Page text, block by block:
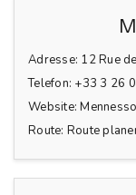
Adresse: 12 Rue
Telefon: +33 3 26
Website:
Route: Route